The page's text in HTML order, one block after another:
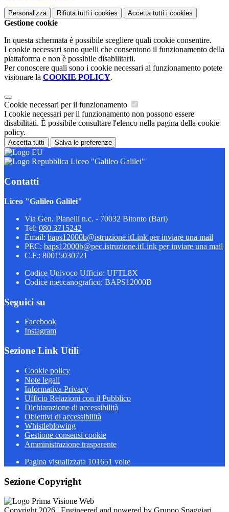
Personalizza Rifiuta tutti i cookies Accetta tutti i cookies
Gestione cookie
In questa schermata è possibile scegliere quali cookie consentire.
I cookie necessari sono quelli che consentono il funzionamento della
piattaforma e non è possibile disabilitarli.
Per conoscere quali sono i cookie necessari al funzionamento potete
visionare la COOKIE POLICY.
Cookie necessari per il funzionamento
I cookie necessari per il funzionamento non possono essere
disabilitati. È possibile consultare l'elenco nella pagina della cookie
policy.
Accetta tutti Salva le preferenze
Liceo "Galileo Galilei"
Contatti
Liceo "Galileo Galilei"
Via Gen. Planelli n.c. - 70032 Bitonto (Bari)
Tel: 080 3715242
Email: baps12000b@istruzione.itLink per inviare una mail
PEC: baps12000b@pec.istruzione.itLink per inviare una mail
C.F.: 80015030721
Codice Univoco Ufficio: UFTL8X
Codice meccanografico: BAPS12000B
Seguici su
Facebook
Instagram
Sezione Link Utili
Cookie policy
Note legali
Informativa Privacy
Ufficio Relazioni con il Pubblico
Dichiarazione di accessibilità
Obiettivi di accessibilità
Whistleblowing
Gestione consensi cookie
Amministrazione trasparente
Pagina visualizzata 101651 volte
Sezione Copyright